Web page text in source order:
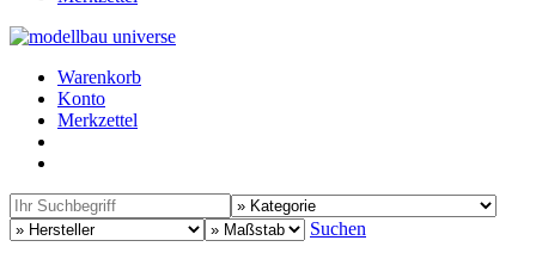
Warenkorb
Konto
Merkzettel
Suchen